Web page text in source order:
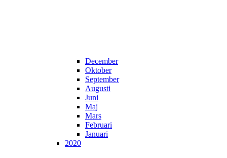
December
Oktober
September
Augusti
Juni
Maj
Mars
Februari
Januari
2020